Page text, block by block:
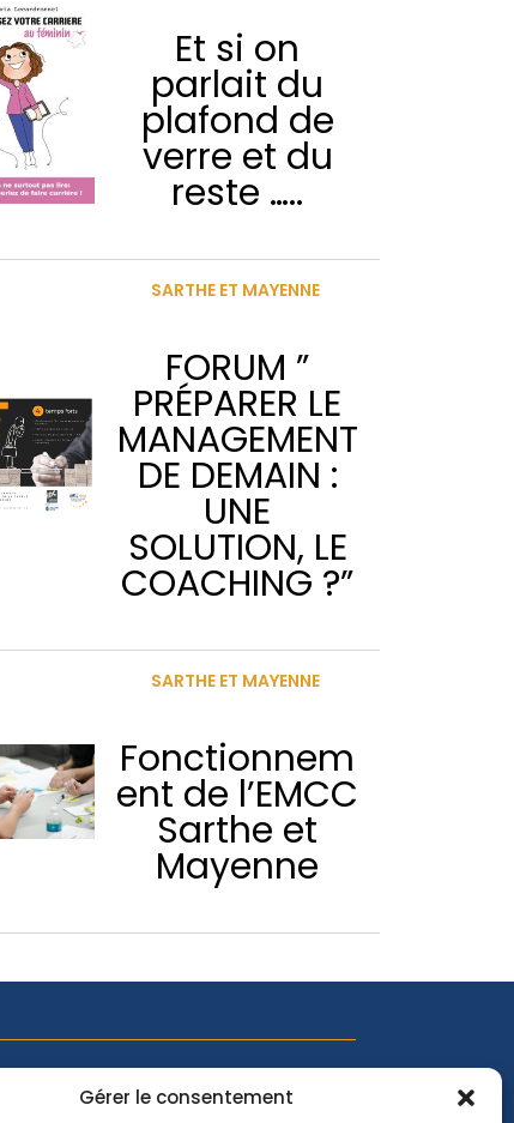
Gérer le consentement
Et si on
parlait du
plafond de
verre et du
reste …..
SARTHE ET MAYENNE
FORUM ”
PRÉPARER LE
MANAGEMENT
DE DEMAIN :
UNE
SOLUTION, LE
COACHING ?”
SARTHE ET MAYENNE
Fonctionnem
ent de l’EMCC
Sarthe et
Mayenne
EMCC, suivez-nous sur les réseaux